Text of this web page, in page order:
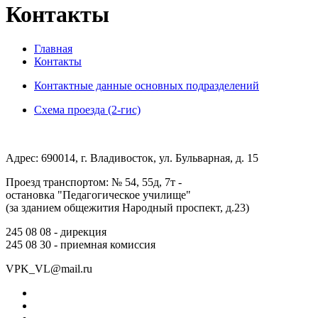
Контакты
Главная
Контакты
Контактные данные основных подразделений
Схема проезда (2-гис)
Адрес: 690014, г. Владивосток, ул. Бульварная, д. 15
Проезд транспортом: № 54, 55д, 7т -
остановка "Педагогическое училище"
(за зданием общежития Народный проспект, д.23)
245 08 08 - дирекция
245 08 30 - приемная комиссия
VPK_VL@mail.ru